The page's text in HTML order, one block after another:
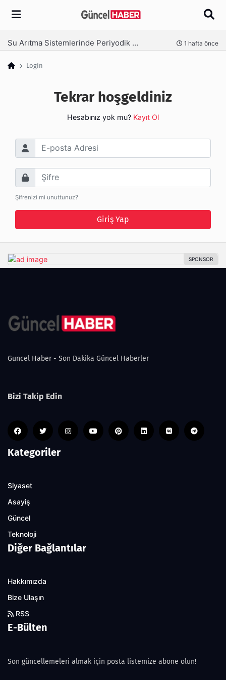
Arama
Su Arıtma Sistemlerinde Periyodik Bakım Neden Kritik? 1 hafta önce
Login
Tekrar hoşgeldiniz
Hesabınız yok mu? Kayıt Ol
E-posta Adresi
Şifre
Şifrenizi mi unuttunuz?
Giriş Yap
Guncel Haber - Son Dakika Güncel Haberler
Bizi Takip Edin
Kategoriler
Siyaset
Asayiş
Güncel
Teknoloji
Diğer Bağlantılar
Hakkımızda
Bize Ulaşın
RSS
E-Bülten
Son güncellemeleri almak için posta listemize abone olun!